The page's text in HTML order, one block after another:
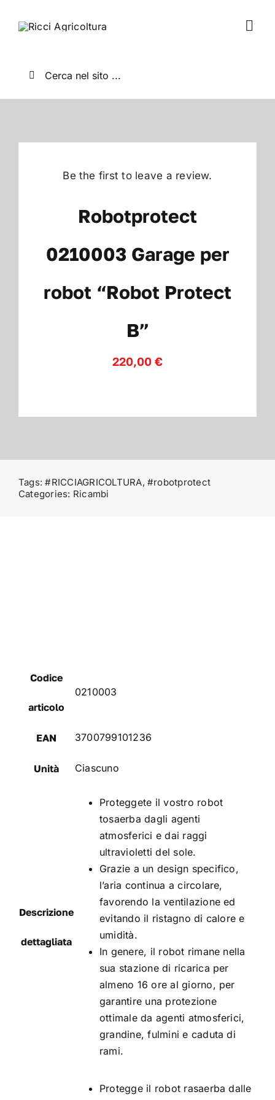
Shop
Cerca
Be the first to leave a review.
Robotprotect
0210003 Garage per
robot “Robot Protect
B”
220,00 €
Tags:#RICCIAGRICOLTURA,#robotprotect
Categories: Ricambi
Codice
articolo
0210003
EAN 3700799101236
Unità Ciascuno
Descrizione
dettagliata
Proteggete il vostro robot
tosaerba dagli agenti
atmosferici e dai raggi
ultravioletti del sole.
Grazie a un design specifico,
l’aria continua a circolare,
favorendo la ventilazione ed
evitando il ristagno di calore e
umidità.
In genere, il robot rimane nella
sua stazione di ricarica per
almeno 16 ore al giorno, per
garantire una protezione
ottimale da agenti atmosferici,
grandine, fulmini e caduta di
rami.
Protegge il robot rasaerba dalle